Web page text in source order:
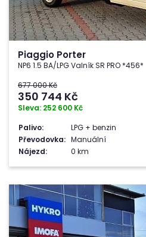
Piaggio Porter
NP6 1.5 BA/LPG Valník SR PRO *456*
677 000 Kč
350 744 Kč
Sleva: 252 600 Kč
Palivo:
LPG + benzin
Převodovka: Manuální
Nájezd:
0 km